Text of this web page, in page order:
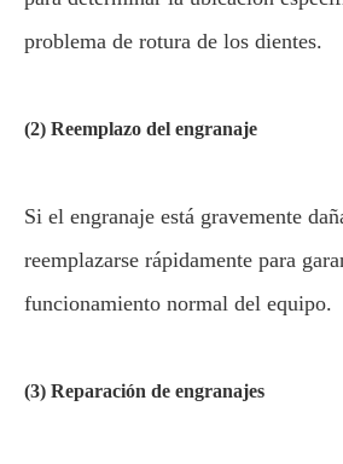
problema de rotura de los dientes.
(2) Reemplazo del engranaje
Si el engranaje está gravemente
reemplazarse rápidamente para
funcionamiento normal del equipo.
(3) Reparación de engranajes